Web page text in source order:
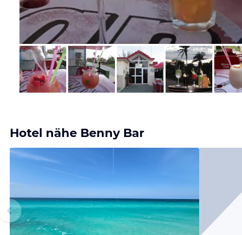
Bild melden
von Manuela
Hotel nähe Benny Bar